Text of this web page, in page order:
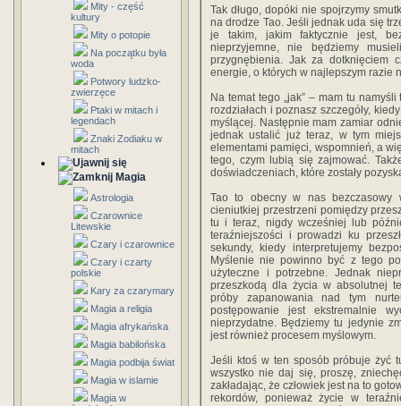
Mity - część
kultury
Mity o potopie
Na początku była
woda
Potwory ludzko-
zwierzęce
Ptaki w mitach i
legendach
Znaki Zodiaku w
mitach
Magia
Astrologia
Czarownice
Litewskie
Czary i czarownice
Czary i czarty
polskie
Kary za czarymary
Magia a religia
Magia afrykańska
Magia babilońska
Magia podbija świat
Magia w islamie
Magia w
Tak długo, dopóki nie spojrzymy
na drodze Tao. Jeśli jednak uda się
je takim, jakim faktycznie jest,
nieprzyjemne, nie będziemy
przygnębienia. Jak za dotknięciem
energie, o których w najlepszym razie
Na temat tego „jak” – mam tu
rozdziałach i poznasz szczegóły,
myślącej. Następnie mam zamiar
jednak ustalić już teraz, w tym
elementami pamięci, wspomnień, a
tego, czym lubią się zajmować.
doświadczeniach, które zostały
Tao to obecny w nas bezczasowy
cieniutkiej przestrzeni pomiędzy
tu i teraz, nigdy wcześniej lub
teraźniejszości i prowadzi ku
sekundy, kiedy interpretujemy
Myślenie nie powinno być z tego
użyteczne i potrzebne. Jednak
przeszkodą dla życia w absolutnej
próby zapanowania nad tym
postępowanie jest ekstremalnie
nieprzydatne. Będziemy tu jedynie
jest również procesem myślowym.
Jeśli ktoś w ten sposób próbuje żyć
wszystko nie daj się, proszę,
zakładając, że człowiek jest na to
rekordów, ponieważ życie w